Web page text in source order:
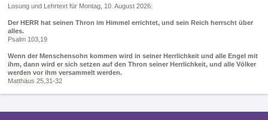
Losung und Lehrtext für Montag, 10. August 2026:
Der HERR hat seinen Thron im Himmel errichtet, und sein Reich herrscht über
alles.
Psalm 103,19
Wenn der Menschensohn kommen wird in seiner Herrlichkeit und alle Engel mit
ihm, dann wird er sich setzen auf den Thron seiner Herrlichkeit, und alle Völker
werden vor ihm versammelt werden.
Matthäus 25,31-32